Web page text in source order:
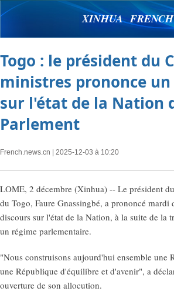
XINHUA
Togo : le président du
ministres prononce
sur l'état de la Nation
Parlement
French.news.cn | 2025-12-03 à 10:20
LOME, 2 décembre (Xinhua) -- Le président
du Togo, Faure Gnassingbé, a prononcé mardi
discours sur l'état de la Nation, à la suite de la
un régime parlementaire.
"Nous construisons aujourd'hui ensemble une
une République d'équilibre et d'avenir", a
ouverture de son allocution.